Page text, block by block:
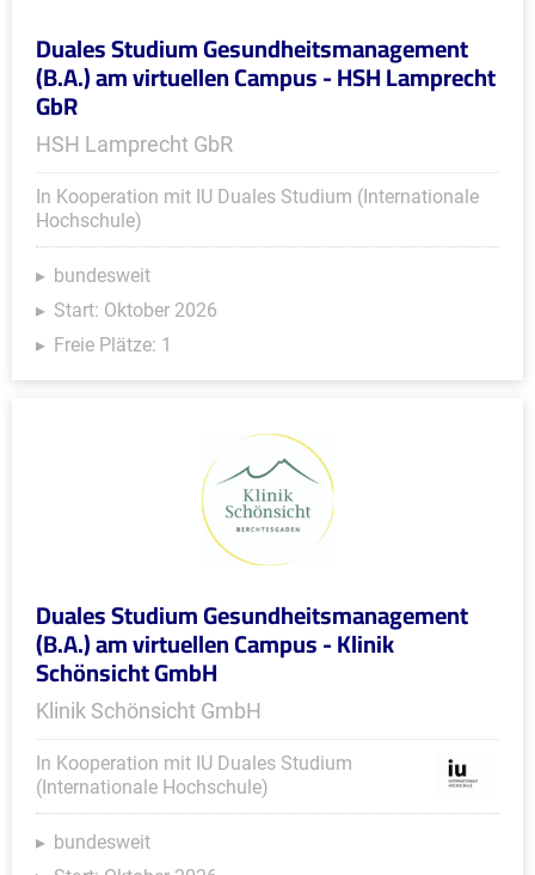
Duales Studium Gesundheitsmanagement
(B.A.) am virtuellen Campus - HSH Lamprecht
GbR
HSH Lamprecht GbR
In Kooperation mit IU Duales Studium (Internationale
Hochschule)
bundesweit
Start: Oktober 2026
Freie Plätze: 1
Duales Studium Gesundheitsmanagement
(B.A.) am virtuellen Campus - Klinik
Schönsicht GmbH
Klinik Schönsicht GmbH
In Kooperation mit IU Duales Studium
(Internationale Hochschule)
bundesweit